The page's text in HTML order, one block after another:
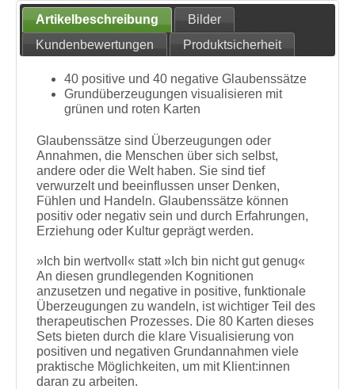
Artikelbeschreibung
Bilder
Kundenbewertungen
Produktsicherheit
40 positive und 40 negative Glaubenssätze
Grundüberzeugungen visualisieren mit
grünen und roten Karten
Glaubenssätze sind Überzeugungen oder
Annahmen, die Menschen über sich selbst,
andere oder die Welt haben. Sie sind tief
verwurzelt und beeinflussen unser Denken,
Fühlen und Handeln. Glaubenssätze können
positiv oder negativ sein und durch Erfahrungen,
Erziehung oder Kultur geprägt werden.
»Ich bin wertvoll« statt »Ich bin nicht gut genug«
An diesen grundlegenden Kognitionen
anzusetzen und negative in positive, funktionale
Überzeugungen zu wandeln, ist wichtiger Teil des
therapeutischen Prozesses. Die 80 Karten dieses
Sets bieten durch die klare Visualisierung von
positiven und negativen Grundannahmen viele
praktische Möglichkeiten, um mit Klient:innen
daran zu arbeiten.